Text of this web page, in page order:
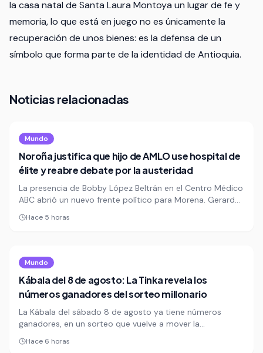
la casa natal de Santa Laura Montoya un lugar de fe y
memoria, lo que está en juego no es únicamente la
recuperación de unos bienes: es la defensa de un
símbolo que forma parte de la identidad de Antioquia.
Noticias relacionadas
Mundo
Noroña justifica que hijo de AMLO use hospital de
élite y reabre debate por la austeridad
La presencia de Bobby López Beltrán en el Centro Médico
ABC abrió un nuevo frente político para Morena. Gerardo
Fernández Noroña salió a defenderlo y minimizó el costo
de atenderse en un hospital privado de élite.
Hace 5 horas
Mundo
Kábala del 8 de agosto: La Tinka revela los
números ganadores del sorteo millonario
La Kábala del sábado 8 de agosto ya tiene números
ganadores, en un sorteo que vuelve a mover la
expectativa de miles de apostadores en Perú. La Tinka
confirmó los resultados del juego millonario, una cita
Hace 6 horas